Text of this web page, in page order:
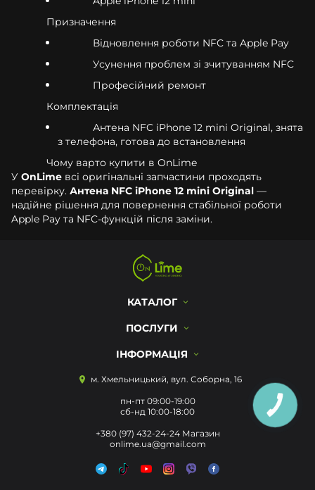
Призначення
Відновлення роботи NFC та Apple Pay
Усунення проблем зі зчитуванням NFC
Професійний ремонт
Комплектація
Антена NFC iPhone 12 mini Original, знята
з телефона, готова до встановлення
Чому варто купити в OnLime
У OnLime всі оригінальні запчастини проходять
перевірку. Антена NFC iPhone 12 mini Original —
надійне рішення для повернення стабільної роботи
Apple Pay та NFC-функцій після заміни.
КАТАЛОГ
ПОСЛУГИ
ІНФОРМАЦІЯ
м. Хмельницький, вул. Соборна, 16
пн-пт 09:00-19:00
сб-нд 10:00-18:00
+380 (97) 432-24-24 Магазин
onlime.ua@gmail.com
КНОПКА
ЗВ'ЯЗКУ